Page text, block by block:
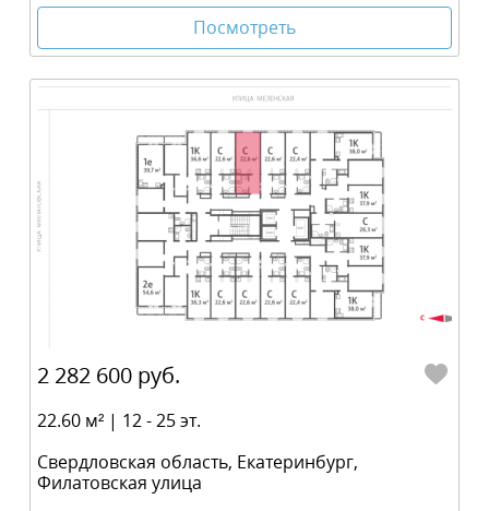
Посмотреть
2 282 600 руб.
22.60 м² | 12 - 25 эт.
Свердловская область, Екатеринбург,
Филатовская улица